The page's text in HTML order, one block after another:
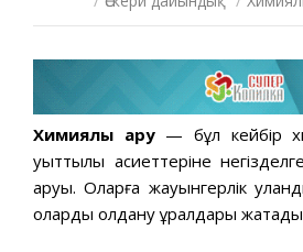
Химиялық қару— бұл кейбір
уыттылық қасиеттеріне
қаруы. Оларға жауынгерлік
оларды қолдану құралдары